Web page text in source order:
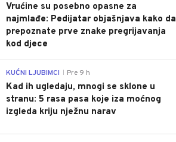
Vrućine su posebno opasne za
najmlađe: Pedijatar objašnjava kako da
prepoznate prve znake pregrijavanja
kod djece
KUĆNI LJUBIMCI Pre 9 h
Kad ih ugledaju, mnogi se sklone u
stranu: 5 rasa pasa koje iza moćnog
izgleda kriju nježnu narav